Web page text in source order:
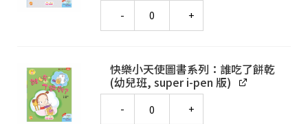
快樂小天使圖書系列：誰吃了餅乾
(幼兒班, super i-pen 版)